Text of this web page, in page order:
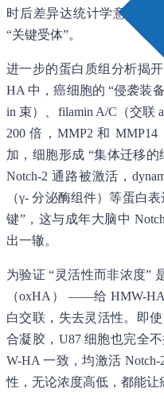
时后差异达统计学意义，
“关键受体”。
进一步的蛋白质组分析揭
HA 中，癌细胞的 “侵袭装
in 束）、filamin A/C（交联
200 倍，MMP2 和
加，细胞形成 “集体迁移的
Notch-2 通路被激活，
（γ- 分泌酶组件）等蛋白
键”，这与成年大脑中
出一辙。
为验证 “灵活性而非浓度”
（oxHA） ——给 HMW-
白交联，失去灵活性。即
合凝胶，U87 细胞也完全
W-HA 一致，均激活
性，无论浓度高低，都能让